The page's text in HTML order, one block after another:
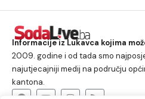
Informacije iz Lukavca kojima
2009. godine i od tada smo
najutjecajniji medij na području
kantona.